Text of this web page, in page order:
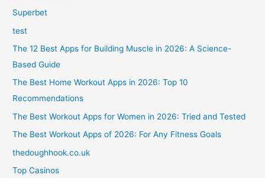
Superbet
test
The 12 Best Apps for Building Muscle in 2026: A Science-
Based Guide
The Best Home Workout Apps in 2026: Top 10
Recommendations
The Best Workout Apps for Women in 2026: Tried and Tested
The Best Workout Apps of 2026: For Any Fitness Goals
thedoughhook.co.uk
Top Casinos